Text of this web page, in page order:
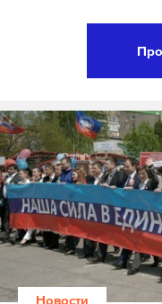
До людей,
затопленной
когда на ферму
Данил и местный
из участников
Хисамова возник
депутата Блиновой
«Братья кинулись
вытащить за
Новости